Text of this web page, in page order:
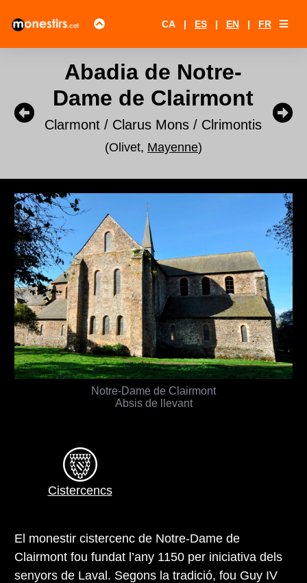
CA | ES | EN | FR
Abadia de Notre-
Dame de Clairmont
Clarmont / Clarus Mons / Clrimontis
(Olivet, Mayenne)
Notre-Dame de Clairmont
Absis de llevant
Cistercencs
El monestir cistercenc de Notre-Dame de
Clairmont fou fundat l’any 1150 per iniciativa dels
senyors de Laval. Segons la tradició, fou Guy IV